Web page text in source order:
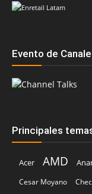
Evento de
Principales
Acer AMD
Cesar Moyano